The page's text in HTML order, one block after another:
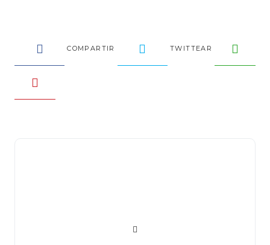
COMPARTIR TWITTEAR